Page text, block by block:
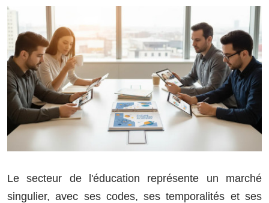
Le secteur de l'éducation représente un marché
singulier, avec ses codes, ses temporalités et ses